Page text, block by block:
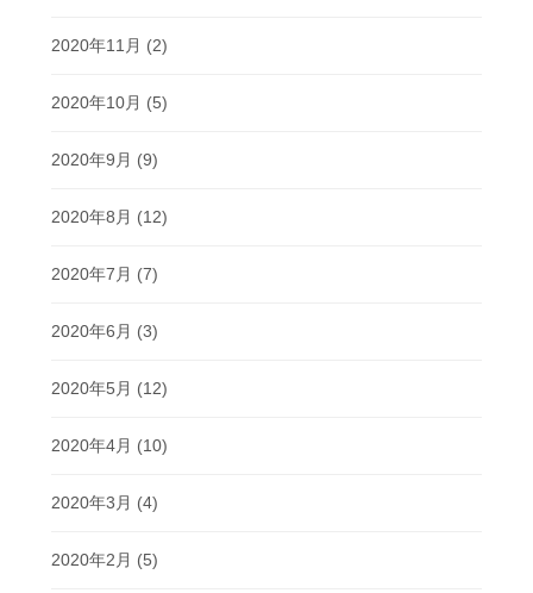
2020年11月 (2)
2020年10月 (5)
2020年9月 (9)
2020年8月 (12)
2020年7月 (7)
2020年6月 (3)
2020年5月 (12)
2020年4月 (10)
2020年3月 (4)
2020年2月 (5)